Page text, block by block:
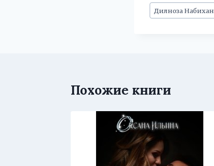
Метки
записи:
Дилноза Набихан
Похожие книги